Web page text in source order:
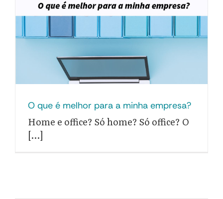
O que é melhor para a minha empresa?
Home e office? Só home? Só office? O
[...]